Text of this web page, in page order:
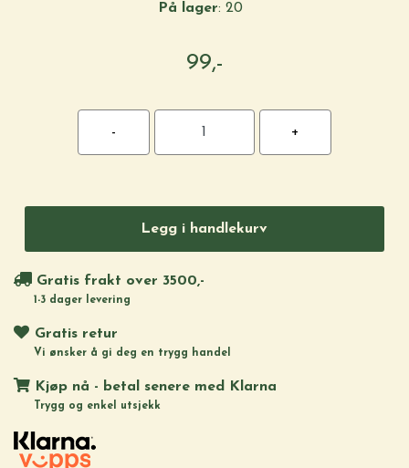
På lager: 20
99,-
Legg i handlekurv
Gratis frakt over 3500,-
1-3 dager levering
Gratis retur
Vi ønsker å gi deg en trygg handel
Kjøp nå - betal senere med Klarna
Trygg og enkel utsjekk